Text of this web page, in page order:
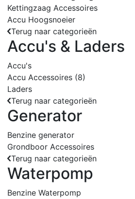
Kettingzaag Accessoires
Accu Hoogsnoeier
Terug naar categorieën
Accu's & Laders
Accu's
Accu Accessoires (8)
Laders
Terug naar categorieën
Generator
Benzine generator
Grondboor Accessoires
Terug naar categorieën
Waterpomp
Benzine Waterpomp